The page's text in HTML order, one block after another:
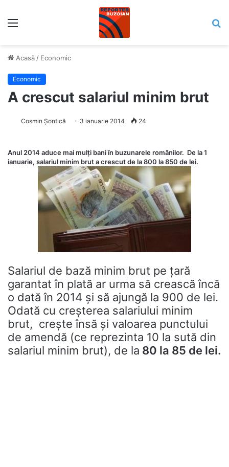
Acasă / Economic
Economic
A crescut salariul minim brut
Cosmin Șontică 3 ianuarie 2014 24
Anul 2014 aduce mai mulți bani în buzunarele românilor. De la 1
ianuarie, salariul minim brut a crescut de la 800 la 850 de lei.
Salariul de bază minim brut pe ţară
garantat în plată ar urma să crească încă
o dată în 2014 şi să ajungă la 900 de lei.
Odată cu creşterea salariului minim
brut, creşte însă şi valoarea punctului
de amendă (ce reprezinta 10 la sută din
salariul minim brut), de la 80 la 85 de lei.